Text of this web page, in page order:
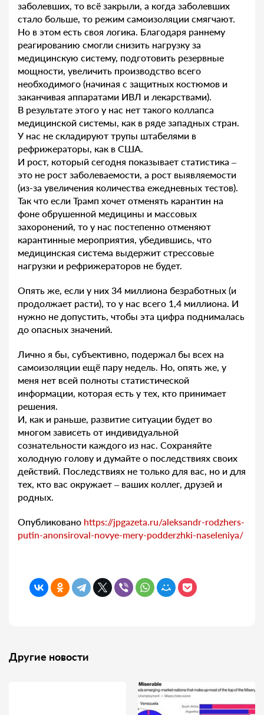
заболевших, то всё закрыли, а когда заболевших
стало больше, то режим самоизоляции смягчают.
Но в этом есть своя логика. Благодаря раннему
реагированию смогли снизить нагрузку за
медицинскую систему, подготовить резервные
мощности, увеличить производство всего
необходимого (начиная с защитных костюмов и
заканчивая аппаратами ИВЛ и лекарствами).
В результате этого у нас нет такого коллапса
медицинской системы, как в ряде западных стран.
У нас не складируют трупы штабелями в
рефрижераторы, как в США.
И рост, который сегодня показывает статистика –
это не рост заболеваемости, а рост выявляемости
(из-за увеличения количества ежедневных тестов).
Так что если Трамп хочет отменять карантин на
фоне обрушенной медицины и массовых
захоронений, то у нас постепенно отменяют
карантинные мероприятия, убедившись, что
медицинская система выдержит стрессовые
нагрузки и рефрижераторов не будет.
Опять же, если у них 34 миллиона безработных (и
продолжает расти), то у нас всего 1,4 миллиона. И
нужно не допустить, чтобы эта цифра поднималась
до опасных значений.
Лично я бы, субъективно, подержал бы всех на
самоизоляции ещё пару недель. Но, опять же, у
меня нет всей полноты статистической
информации, которая есть у тех, кто принимает
решения.
И, как и раньше, развитие ситуации будет во
многом зависеть от индивидуальной
сознательности каждого из нас. Сохраняйте
холодную голову и думайте о последствиях своих
действий. Последствиях не только для вас, но и для
тех, кто вас окружает – ваших коллег, друзей и
родных.
Опубликовано https://jpgazeta.ru/aleksandr-rodzhers-
putin-anonsiroval-novye-mery-podderzhki-naseleniya/
Другие новости